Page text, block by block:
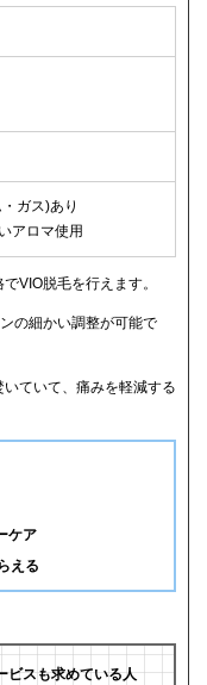
ガス)あり
アロマ使用
VIO脱毛を行えます。
の細かい調整が可能で
ていて、痛みを軽減する
ケア
える
ビスも求めている人